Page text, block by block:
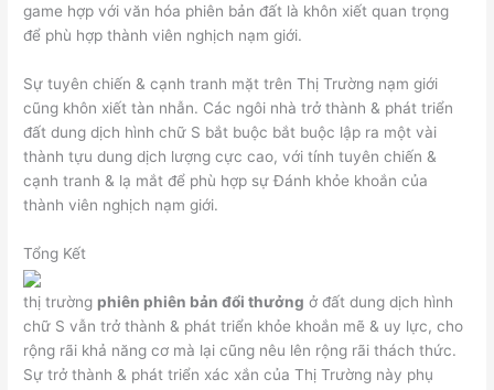
game hợp với văn hóa phiên bản đất là khôn xiết quan trọng
để phù hợp thành viên nghịch nạm giới.
Sự tuyên chiến & cạnh tranh mặt trên Thị Trường nạm giới
cũng khôn xiết tàn nhẫn. Các ngôi nhà trở thành & phát triển
đất dung dịch hình chữ S bắt buộc bắt buộc lập ra một vài
thành tựu dung dịch lượng cực cao, với tính tuyên chiến &
cạnh tranh & lạ mắt để phù hợp sự Đánh khỏe khoắn của
thành viên nghịch nạm giới.
Tổng Kết
thị trường phiên phiên bản đổi thưởng ở đất dung dịch hình
chữ S vẫn trở thành & phát triển khỏe khoắn mẽ & uy lực, cho
rộng rãi khả năng cơ mà lại cũng nêu lên rộng rãi thách thức.
Sự trở thành & phát triển xác xắn của Thị Trường này phụ